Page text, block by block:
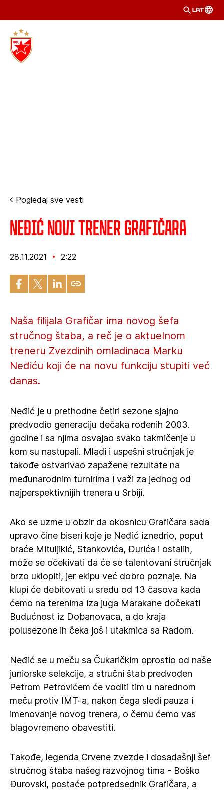
LAT
Pogledaj sve vesti
Neđić novi trener Grafičara
28.11.2021 2:22
Naša filijala Grafičar ima novog šefa
stručnog štaba, a reč je o aktuelnom
treneru Zvezdinih omladinaca Marku
Neđiću koji će na novu funkciju stupiti već
danas.
Neđić je u prethodne četiri sezone sjajno
predvodio generaciju dečaka rođenih 2003.
godine i sa njima osvajao svako takmičenje u
kom su nastupali. Mladi i uspešni stručnjak je
takođe ostvarivao zapažene rezultate na
međunarodnim turnirima i važi za jednog od
najperspektivnijih trenera u Srbiji.
Ako se uzme u obzir da okosnicu Grafičara sada
upravo čine biseri koje je Neđić iznedrio, poput
braće Mituljikić, Stankovića, Đurića i ostalih,
može se očekivati da će se talentovani stručnjak
brzo uklopiti, jer ekipu već dobro poznaje. Na
klupi će debitovati u sredu od 13 časova kada
ćemo na terenima iza juga Marakane dočekati
Budućnost iz Dobanovaca, a do kraja
polusezone ih čeka još i utakmica sa Radom.
Neđić se u meču sa Čukaričkim oprostio od naše
juniorske selekcije, a stručni štab predvođen
Petrom Petrovićem će voditi tim u narednom
meču protiv IMT-a, nakon čega sledi pauza i
imenovanje novog trenera, o čemu ćemo vas
blagovremeno obavestiti.
Takođe, legenda Crvene zvezde i dosadašnji šef
stručnog štaba našeg razvojnog tima - Boško
Đurovski, postaće potpredsednik Grafičara, a